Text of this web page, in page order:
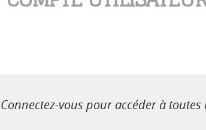
Connectez-vous pour accéder à